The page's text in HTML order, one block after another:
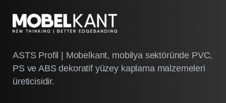
ASTS Profil | Mobelkant, mobilya sektöründe PVC,
PS ve ABS dekoratif yüzey kaplama malzemeleri
üreticisidir.